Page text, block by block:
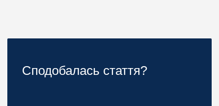
Сподобалась стаття?